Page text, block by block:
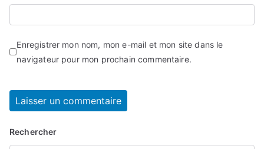
Enregistrer mon nom, mon e-mail et mon site dans le
navigateur pour mon prochain commentaire.
Rechercher